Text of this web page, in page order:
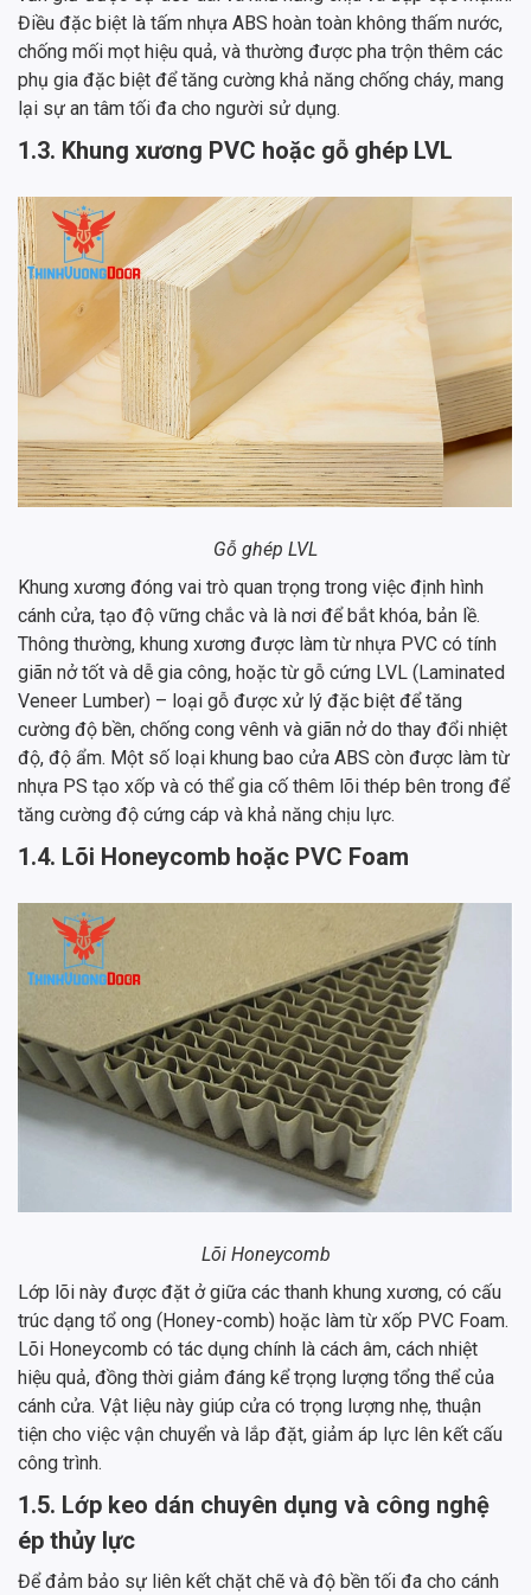
Điều đặc biệt là tấm nhựa ABS hoàn toàn không thấm nước,
chống mối mọt hiệu quả, và thường được pha trộn thêm các
phụ gia đặc biệt để tăng cường khả năng chống cháy, mang
lại sự an tâm tối đa cho người sử dụng.
1.3. Khung xương PVC hoặc gỗ ghép LVL
Gỗ ghép LVL
Khung xương đóng vai trò quan trọng trong việc định hình
cánh cửa, tạo độ vững chắc và là nơi để bắt khóa, bản lề.
Thông thường, khung xương được làm từ nhựa PVC có tính
giãn nở tốt và dễ gia công, hoặc từ gỗ cứng LVL (Laminated
Veneer Lumber) – loại gỗ được xử lý đặc biệt để tăng
cường độ bền, chống cong vênh và giãn nở do thay đổi nhiệt
độ, độ ẩm. Một số loại khung bao cửa ABS còn được làm từ
nhựa PS tạo xốp và có thể gia cố thêm lõi thép bên trong để
tăng cường độ cứng cáp và khả năng chịu lực.
1.4. Lõi Honeycomb hoặc PVC Foam
Lõi Honeycomb
Lớp lõi này được đặt ở giữa các thanh khung xương, có cấu
trúc dạng tổ ong (Honey-comb) hoặc làm từ xốp PVC Foam.
Lõi Honeycomb có tác dụng chính là cách âm, cách nhiệt
hiệu quả, đồng thời giảm đáng kể trọng lượng tổng thể của
cánh cửa. Vật liệu này giúp cửa có trọng lượng nhẹ, thuận
tiện cho việc vận chuyển và lắp đặt, giảm áp lực lên kết cấu
công trình.
1.5. Lớp keo dán chuyên dụng và công nghệ
ép thủy lực
Để đảm bảo sự liên kết chặt chẽ và độ bền tối đa cho cánh